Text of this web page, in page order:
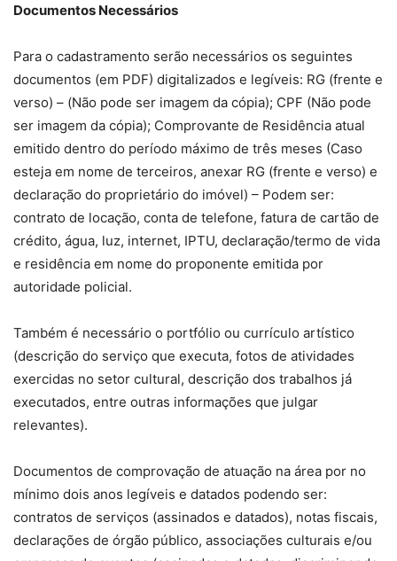
Documentos Necessários
Para o cadastramento serão necessários os seguintes
documentos (em PDF) digitalizados e legíveis: RG (frente e
verso) – (Não pode ser imagem da cópia); CPF (Não pode
ser imagem da cópia); Comprovante de Residência atual
emitido dentro do período máximo de três meses (Caso
esteja em nome de terceiros, anexar RG (frente e verso) e
declaração do proprietário do imóvel) – Podem ser:
contrato de locação, conta de telefone, fatura de cartão de
crédito, água, luz, internet, IPTU, declaração/termo de vida
e residência em nome do proponente emitida por
autoridade policial.
Também é necessário o portfólio ou currículo artístico
(descrição do serviço que executa, fotos de atividades
exercidas no setor cultural, descrição dos trabalhos já
executados, entre outras informações que julgar
relevantes).
Documentos de comprovação de atuação na área por no
mínimo dois anos legíveis e datados podendo ser:
contratos de serviços (assinados e datados), notas fiscais,
declarações de órgão público, associações culturais e/ou